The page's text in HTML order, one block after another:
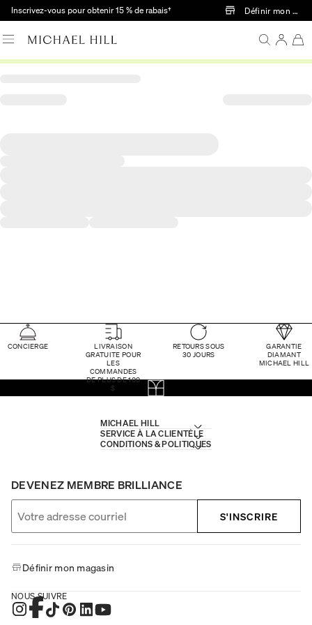
Passer au contenu principal
Inscrivez-vous pour obtenir 15 % de rabais† Définir mon
CONCIERGE
LIVRAISON
GRATUITE POUR
LES
COMMANDES
DE PLUS DE 100
$
RETOURS SOUS
30 JOURS
GARANTIE
DIAMANT
MICHAEL HILL
MICHAEL HILL
SERVICE À LA CLIENTÈLE
CONDITIONS & POLITIQUES
DEVENEZ MEMBRE BRILLIANCE
S'INSCRIRE
Définir mon magasin
NOUS SUIVRE